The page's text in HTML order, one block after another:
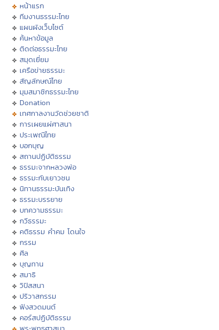
หน้าแรก
ทีมงานธรรมะไทย
แผนผังเว็บไซต์
ค้นหาข้อมูล
ติดต่อธรรมะไทย
สมุดเยี่ยม
เครือข่ายธรรมะ
สัญลักษณ์ไทย
มุมสมาชิกธรรมะไทย
Donation
เทศกาลงานวัดช่วยชาติ
การเผยแผ่ศาสนา
ประเพณีไทย
บอกบุญ
สถานปฏิบัติธรรม
ธรรมะจากหลวงพ่อ
ธรรมะกับเยาวชน
นิทานธรรมะบันเทิง
ธรรมะบรรยาย
บทความธรรมะ
กวีธรรมะ
คติธรรม คำคม โดนใจ
กรรม
ศีล
บุญทาน
สมาธิ
วิปัสสนา
ปริวาสกรรม
ฟังสวดมนต์
คอร์สปฏิบัติธรรม